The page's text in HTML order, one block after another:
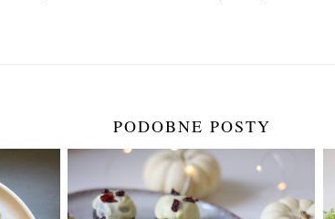
PODOBNE POSTY